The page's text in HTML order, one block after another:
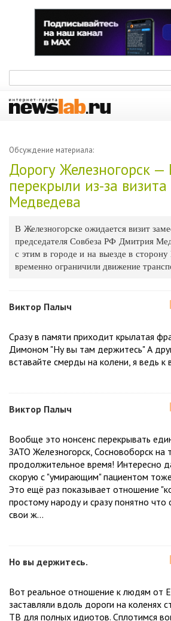
Обсуждение материала:
Дорогу Железногорск —
перекрыли из-за
Медведева
В Железногорске ожидается визит
председателя Совбеза РФ Дмитрия
с этим в городе и на выезде в сторону
временно ограничили движение
Виктор Палыч
Сразу в памяти приходит крылатая
Димоном "Ну вы там держитесь" А
вставайте смерды на колени, я ведь к
Виктор Палыч
Вообще это нонсенс перекрывать
ЗАТО Железногорск, Сосновоборск на
продолжительное время! Интересно
скорую с "умирающим" пациентом
Это ещё раз показывает отношение
простому народу и сразу понятно что
свои ж...
Но вы держитесь.
Вот реальное отношение к людям от
заставляли вдоль дороги на коленях
ТВ для полных идиотов. Сплотимся